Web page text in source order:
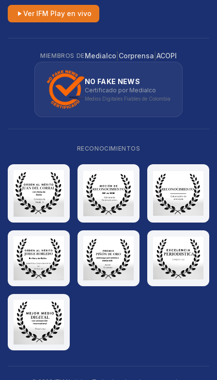
Ver IFM Play en vivo
MIEMBROS DE Medialco Corprensa ACOPI
NO FAKE NEWS
Certificado por Medialco
Medios Digitales Fiables de Colombia
RECONOCIMIENTOS